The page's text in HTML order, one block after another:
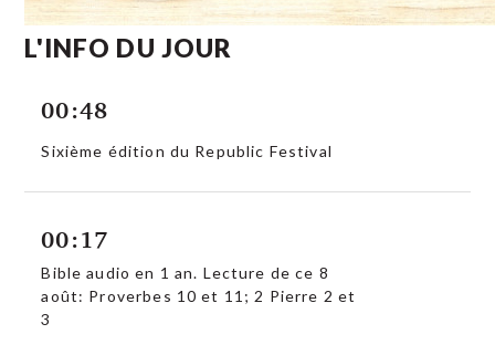
L'INFO DU JOUR
00:48
Sixième édition du Republic Festival
00:17
Bible audio en 1 an. Lecture de ce 8
août: Proverbes 10 et 11; 2 Pierre 2 et
3